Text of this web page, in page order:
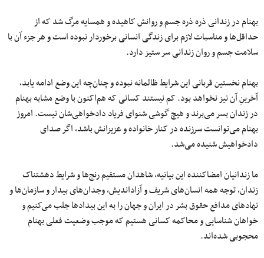
بهنام در زندانی ذره ذره جسم و روانش کاهیده و همسایه مرگ شد که از
حداقل‌ها و مناسبات لازم برای زندگی انسانی برخوردار نبوده ‌است و هر جزء آن با
سلامت جسم و روان زندانی سر ستیز دارد.
بهنام نخستین قربانی این شرایط ظالمانه نبوده و چنان‌چه این وضع ادامه یابد،
آخرینِ آن نیز نخواهد بود. کم نیستند کسانی که هم‌اکنون با وضع مشابه بهنام
در زندان بسر می‌برند و هیچ گوشی شنوای فریاد دادخواهی‌شان نیست. امروز
بهنام می‌توانست سرزنده در کنار خانواده و عزیزانش باشد، اگر صدای
دادخواهیش شنیده می‌شد.
ما زندانیان امضاکننده این بیانیه، شاهدان مستقیم رنج‌ها و شرایط دهشتناک
زندان، توجه همه‌ انسان‌های شریف و آزاداندیش، وجدان‌های بیدار و سازمان‌ها و
نهادهای مدافع حقوق بشر در ایران و جهان را به این بیداد‌ها جلب می‌کنیم و
خواهان شناسایی و محاکمه کسانی هستیم که موجب وضعیت فعلی بهنام
محجوبی شده‌اند.